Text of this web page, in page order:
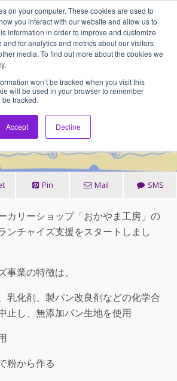
on your computer. These cookies are used to
you interact with our website and allow us to
information in order to improve and customize
for analytics and metrics about our visitors
media. To find out more about the cookies we
won’t be tracked when you visit this
will be used in your browser to remember
tracked.
Accept Decline
アセンティア・ホールディングス(AssentiaHoldings)
・国産小麦「おかや
フランチャイズ支援
をスタート！
Pin Mail SMS
カリーショップ「おかやま工房」の
ンチャイズ支援をスタートしまし
事業の特徴は、
乳化剤、製パン改良剤などの化学合
止し、無添加パン生地を使用
粉から作る